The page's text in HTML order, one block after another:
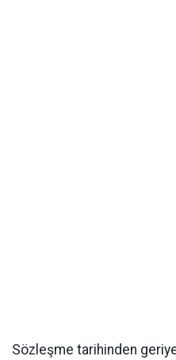
Sözleşme tarihinden